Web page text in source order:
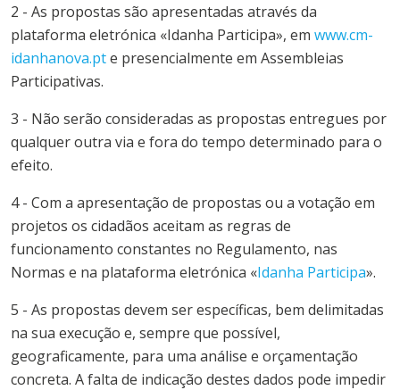
2 - As propostas são apresentadas através da
plataforma eletrónica «Idanha Participa», em www.cm-
idanhanova.pte presencialmente em Assembleias
Participativas.
3 - Não serão consideradas as propostas entregues por
qualquer outra via e fora do tempo determinado para o
efeito.
4 - Com a apresentação de propostas ou a votação em
projetos os cidadãos aceitam as regras de
funcionamento constantes no Regulamento, nas
Normas e na plataforma eletrónica «Idanha Participa».
5 - As propostas devem ser específicas, bem delimitadas
na sua execução e, sempre que possível,
geograficamente, para uma análise e orçamentação
concreta. A falta de indicação destes dados pode impedir